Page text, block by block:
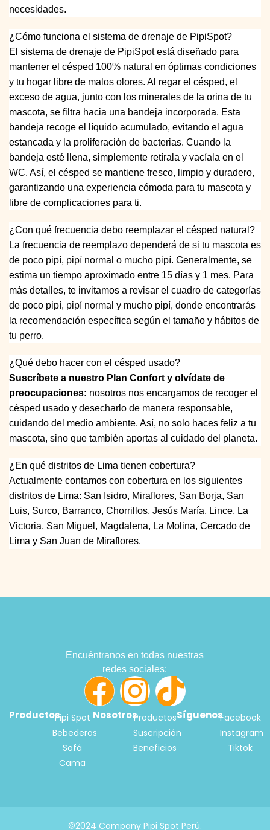
necesidades.
¿Cómo funciona el sistema de drenaje de PipiSpot?
El sistema de drenaje de PipiSpot está diseñado para
mantener el césped 100% natural en óptimas condiciones
y tu hogar libre de malos olores. Al regar el césped, el
exceso de agua, junto con los minerales de la orina de tu
mascota, se filtra hacia una bandeja incorporada. Esta
bandeja recoge el líquido acumulado, evitando el agua
estancada y la proliferación de bacterias. Cuando la
bandeja esté llena, simplemente retírala y vacíala en el
WC. Así, el césped se mantiene fresco, limpio y duradero,
garantizando una experiencia cómoda para tu mascota y
libre de complicaciones para ti.
¿Con qué frecuencia debo reemplazar el césped natural?
La frecuencia de reemplazo dependerá de si tu mascota es
de poco pipí, pipí normal o mucho pipí. Generalmente, se
estima un tiempo aproximado entre 15 días y 1 mes. Para
más detalles, te invitamos a revisar el cuadro de categorías
de poco pipí, pipí normal y mucho pipí, donde encontrarás
la recomendación específica según el tamaño y hábitos de
tu perro.
¿Qué debo hacer con el césped usado?
Suscríbete a nuestro Plan Confort y olvídate de
preocupaciones: nosotros nos encargamos de recoger el
césped usado y desecharlo de manera responsable,
cuidando del medio ambiente. Así, no solo haces feliz a tu
mascota, sino que también aportas al cuidado del planeta.
¿En qué distritos de Lima tienen cobertura?
Actualmente contamos con cobertura en los siguientes
distritos de Lima: San Isidro, Miraflores, San Borja, San
Luis, Surco, Barranco, Chorrillos, Jesús María, Lince, La
Victoria, San Miguel, Magdalena, La Molina, Cercado de
Lima y San Juan de Miraflores.
Encuéntranos en todas nuestras
redes sociales:
ProductosPipi Spot
Bebederos
Sofá
Cama
NosotrosProductos
Suscripción
Beneficios
SíguenosFacebook
Instagram
Tiktok
©2024 Company Pipi Spot Perú.